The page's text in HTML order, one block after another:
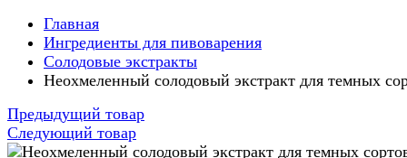
Главная
Ингредиенты для пивоварения
Солодовые экстракты
Неохмеленный солодовый экстракт для темных
Предыдущий товар
Следующий товар